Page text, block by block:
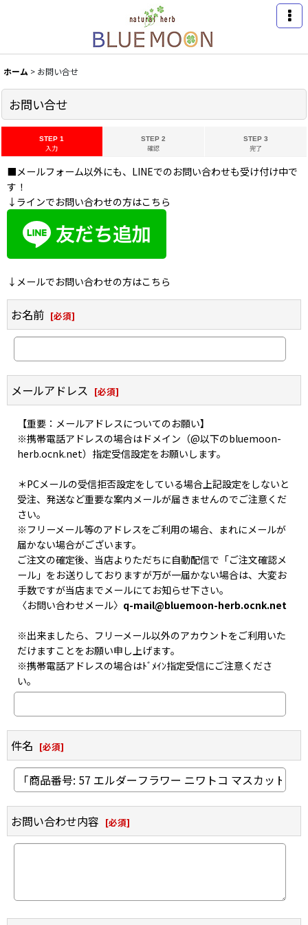
ホーム > お問い合せ
お問い合せ
STEP 1
入力
STEP 2
確認
STEP 3
完了
■メールフォーム以外にも、LINEでのお問い合わせも受け付け中で
す！
↓ラインでお問い合わせの方はこちら
↓メールでお問い合わせの方はこちら
お名前 [必須]
メールアドレス [必須]
【重要：メールアドレスについてのお願い】
※携帯電話アドレスの場合はドメイン（@以下のbluemoon-
herb.ocnk.net）指定受信設定をお願いします。
＊PCメールの受信拒否設定をしている場合上記設定をしないと
受注、発送など重要な案内メールが届きませんのでご注意くだ
さい。
※フリーメール等のアドレスをご利用の場合、まれにメールが
届かない場合がございます。
ご注文の確定後、当店よりただちに自動配信で「ご注文確認メ
ール」をお送りしておりますが万が一届かない場合は、大変お
手数ですが当店までメールにてお知らせ下さい。
〈お問い合わせメール〉 q-mail@bluemoon-herb.ocnk.net
※出来ましたら、フリーメール以外のアカウントをご利用いた
だけますことをお願い申し上げます。
※携帯電話アドレスの場合はﾄﾞﾒｲﾝ指定受信にご注意くださ
い。
件名 [必須]
お問い合わせ内容 [必須]